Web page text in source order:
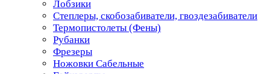
Лобзики
Степлеры, скобозабиватели, гвоздезабиватели
Термопистолеты (Фены)
Рубанки
Фрезеры
Ножовки Сабельные